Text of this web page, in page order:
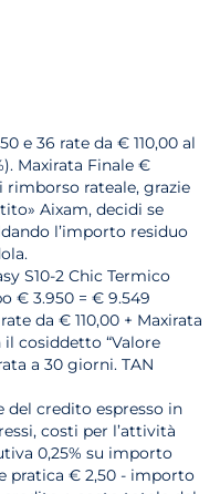
e 36 rate da € 110,00 al
Maxirata Finale €
rimborso rateale, grazie
Aixam, decidi se
l’importo residuo
S10-2 Chic Termico
€ 3.950 = € 9.549
da € 110,00 + Maxirata
cosiddetto “Valore
a 30 giorni. TAN
del credito espresso in
costi per l’attività
0,25% su importo
pratica € 2,50 - importo